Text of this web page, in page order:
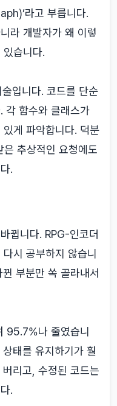
라고 부릅니다.
라 개발자가 왜 이렇
습니다.
술입니다. 코드를 단순
각 함수와 클래스가
게 파악합니다. 덕분
추상적인 요청에도
.
뀝니다. RPG-인코더
시 공부하지 않습니
부분만 쏙 골라내서
95.7%나 줄였습니
태를 유지하기가 훨
리고, 수정된 코드는
.